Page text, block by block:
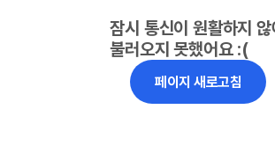
잠시 통신이 원활하지 않
불러오지 못했어요 :(
페이지 새로고침